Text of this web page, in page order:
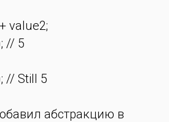
value2;
// 5
// Still 5
абстракцию в